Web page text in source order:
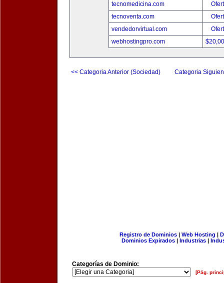
tecnomedicina.com
tecnoventa.com
vendedorvirtual.com
webhostingpro.com
<< Categoria Anterior (Sociedad) Categoria
Registro de Dominios| Web Hosting |
Dominios Expirados | Industrias |
Categorías de Dominio:
[Pág.